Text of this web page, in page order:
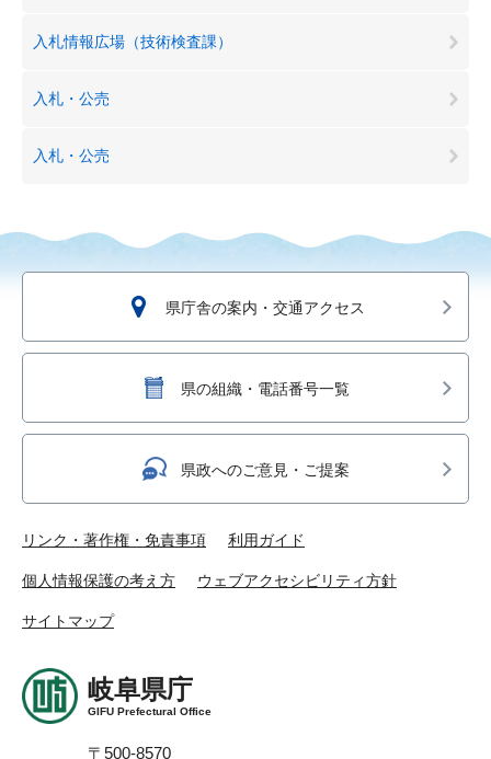
入札情報広場（技術検査課）
入札・公売
入札・公売
県庁舎の案内・交通アクセス
県の組織・電話番号一覧
県政へのご意見・ご提案
リンク・著作権・免責事項 利用ガイド
個人情報保護の考え方 ウェブアクセシビリティ方針
サイトマップ
岐阜県庁
GIFU Prefectural Office
〒500-8570